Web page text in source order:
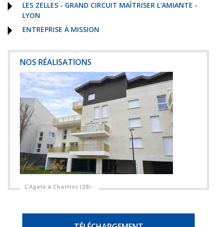
LES ZELLES - GRAND CIRCUIT MAÎTRISER L'AMIANTE -
LYON
ENTREPRISE À MISSION
NOS RÉALISATIONS
L'Agate à Chartres (28) -